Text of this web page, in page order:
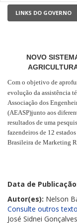
NOVO
Com o objetivo de
evolução da assistência
Associação dos
(AEASP)junto aos
resultados de uma
fazendeiros de 12
Brasileira de Marketing
Data de
Autor(es): Nelson
Consulte outros
José Sidnei